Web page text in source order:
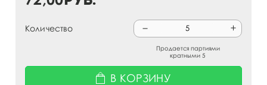
Количество
Продается партиями
кратными 5
В КОРЗИНУ